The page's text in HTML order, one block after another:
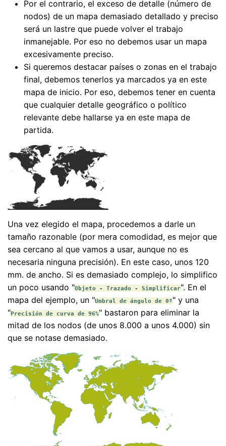
Por el contrario, el exceso de detalle (número de
nodos) de un mapa demasiado detallado y preciso
será un lastre que puede volver el trabajo
inmanejable. Por eso no debemos usar un mapa
excesivamente preciso.
Si queremos destacar países o zonas en el trabajo
final, debemos tenerlos ya marcados ya en este
mapa de inicio. Por eso, debemos tener en cuenta
que cualquier detalle geográfico o político
relevante debe hallarse ya en este mapa de
partida.
Una vez elegido el mapa, procedemos a darle un
tamaño razonable (por mera comodidad, es mejor que
sea cercano al que vamos a usar, aunque no es
necesaria ninguna precisión). En este caso, unos 120
mm. de ancho. Si es demasiado complejo, lo simplifico
un poco usando "Objeto - Trazado - Simplificar". En el
mapa del ejemplo, un "Umbral de ángulo de 0º" y una
"Precisión de curva de 96%" bastaron para eliminar la
mitad de los nodos (de unos 8.000 a unos 4.000) sin
que se notase demasiado.